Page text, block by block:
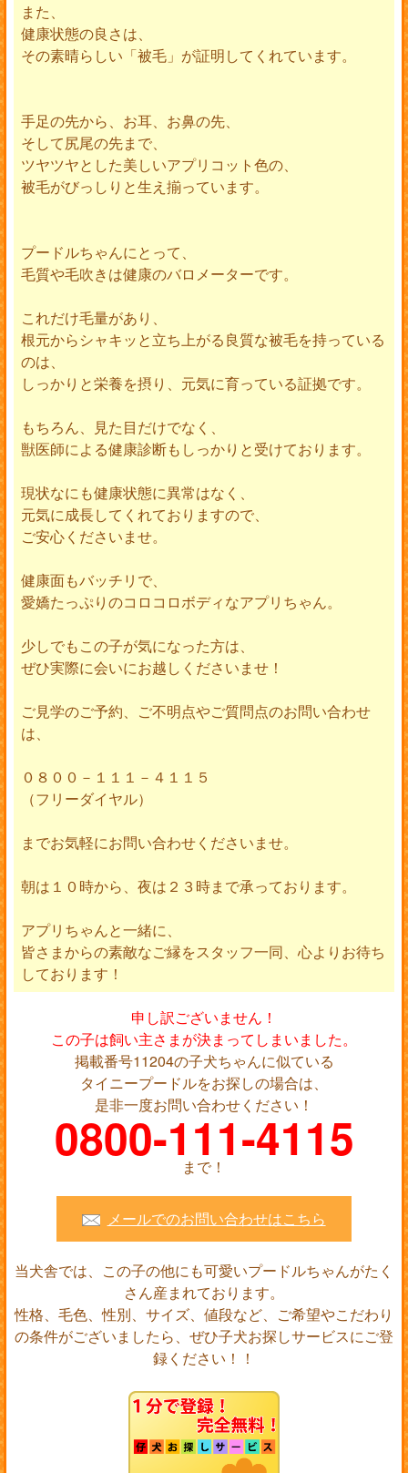
また、
健康状態の良さは、
その素晴らしい「被毛」が証明してくれています。
手足の先から、お耳、お鼻の先、
そして尻尾の先まで、
ツヤツヤとした美しいアプリコット色の、
被毛がびっしりと生え揃っています。
プードルちゃんにとって、
毛質や毛吹きは健康のバロメーターです。
これだけ毛量があり、
根元からシャキッと立ち上がる良質な被毛を持っている
のは、
しっかりと栄養を摂り、元気に育っている証拠です。
もちろん、見た目だけでなく、
獣医師による健康診断もしっかりと受けております。
現状なにも健康状態に異常はなく、
元気に成長してくれておりますので、
ご安心くださいませ。
健康面もバッチリで、
愛嬌たっぷりのコロコロボディなアプリちゃん。
少しでもこの子が気になった方は、
ぜひ実際に会いにお越しくださいませ！
ご見学のご予約、ご不明点やご質問点のお問い合わせ
は、
０８００－１１１－４１１５
（フリーダイヤル）
までお気軽にお問い合わせくださいませ。
朝は１０時から、夜は２３時まで承っております。
アプリちゃんと一緒に、
皆さまからの素敵なご縁をスタッフ一同、心よりお待ち
しております！
申し訳ございません！
この子は飼い主さまが決まってしまいました。
掲載番号11204の子犬ちゃんに似ている
タイニープードルをお探しの場合は、
是非一度お問い合わせください！
0800-111-4115
まで！
メールでのお問い合わせはこちら
当犬舎では、この子の他にも可愛いプードルちゃんがたく
さん産まれております。
性格、毛色、性別、サイズ、値段など、ご希望やこだわり
の条件がございましたら、ぜひ子犬お探しサービスにご登
録ください！！